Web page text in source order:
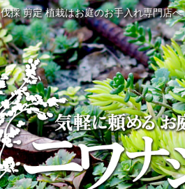
伐採 剪定 植栽はお庭のお手入れ専門店